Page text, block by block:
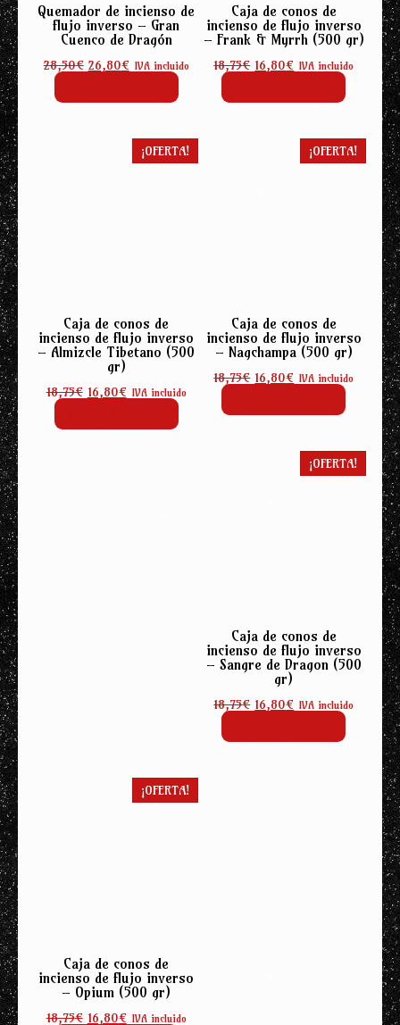
Quemador de incienso de
flujo inverso – Gran
Cuenco de Dragón
28,50€ El
original
26,80€El
actual
26,80€.
IVA incluido
Caja de conos de
incienso de flujo inverso
– Frank & Myrrh (500 gr)
18,75€ El
original
16,80€ El
actual
16,80€.
IVA incluido
¡OFERTA!
Caja de conos de
incienso de flujo inverso
– Almizcle Tibetano (500
gr)
18,75€ El
original
16,80€El
actual
IVA incluido
¡OFERTA!
Caja de conos de
incienso de flujo inverso
– Nagchampa (500 gr)
18,75€ El
original
16,80€ El
actual
16,80€.
IVA incluido
¡OFERTA!
Caja de conos de
incienso de flujo inverso
– Sangre de Dragon (500
gr)
18,75€ El
original
16,80€ El
actual
IVA incluido
¡OFERTA!
Caja de conos de
incienso de flujo inverso
– Opium (500 gr)
18,75€ El
16,80€ElIVA incluido